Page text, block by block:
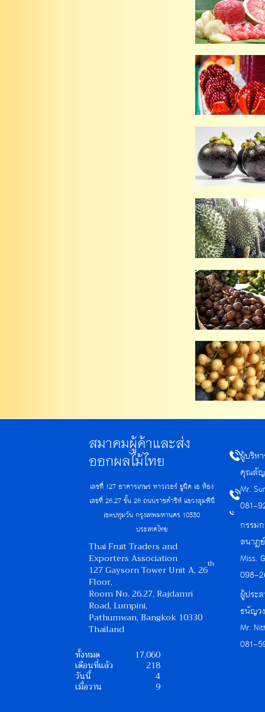
สมาคมผู้ค้าและส่ง
ออกผลไม้ไทย
เลขที่ 127 อาคารเกษร ทาวเวอร์ ยูนิค เอ ห้อง
เลขที่ 26.27 ชั้น 26 ถนนราชดำริห์ แขวงลุมพินี
เขตปทุมวัน กรุงเทพมหานคร 10330
ประเทศไทย
Thai Fruit Traders and
Exporters Association
127 Gaysorn Tower Unit A, 26th
Floor,
Room No. 26.27, Rajdamri
Road, Lumpini,
Pathumwan, Bangkok 10330
Thailand
ทั้งหมด
17,060
เดือนที่แล้ว 218
วันนี้ 4
เมื่อวาน 9
ผู้บริห
คุณสั
Mr.
081-
กรรม
ลนาฏ
Miss.
098-
ผู้ประ
ธนัญว
Mr.
081-